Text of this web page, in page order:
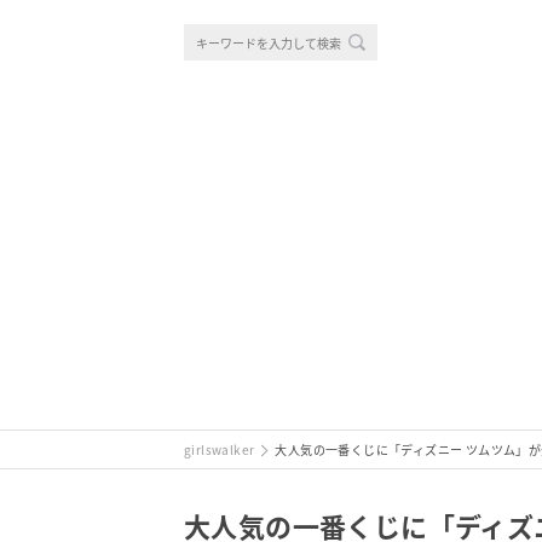
girlswalker 大人気の一番くじに「ディズニー ツムツム」
大人気の一番くじに「ディ